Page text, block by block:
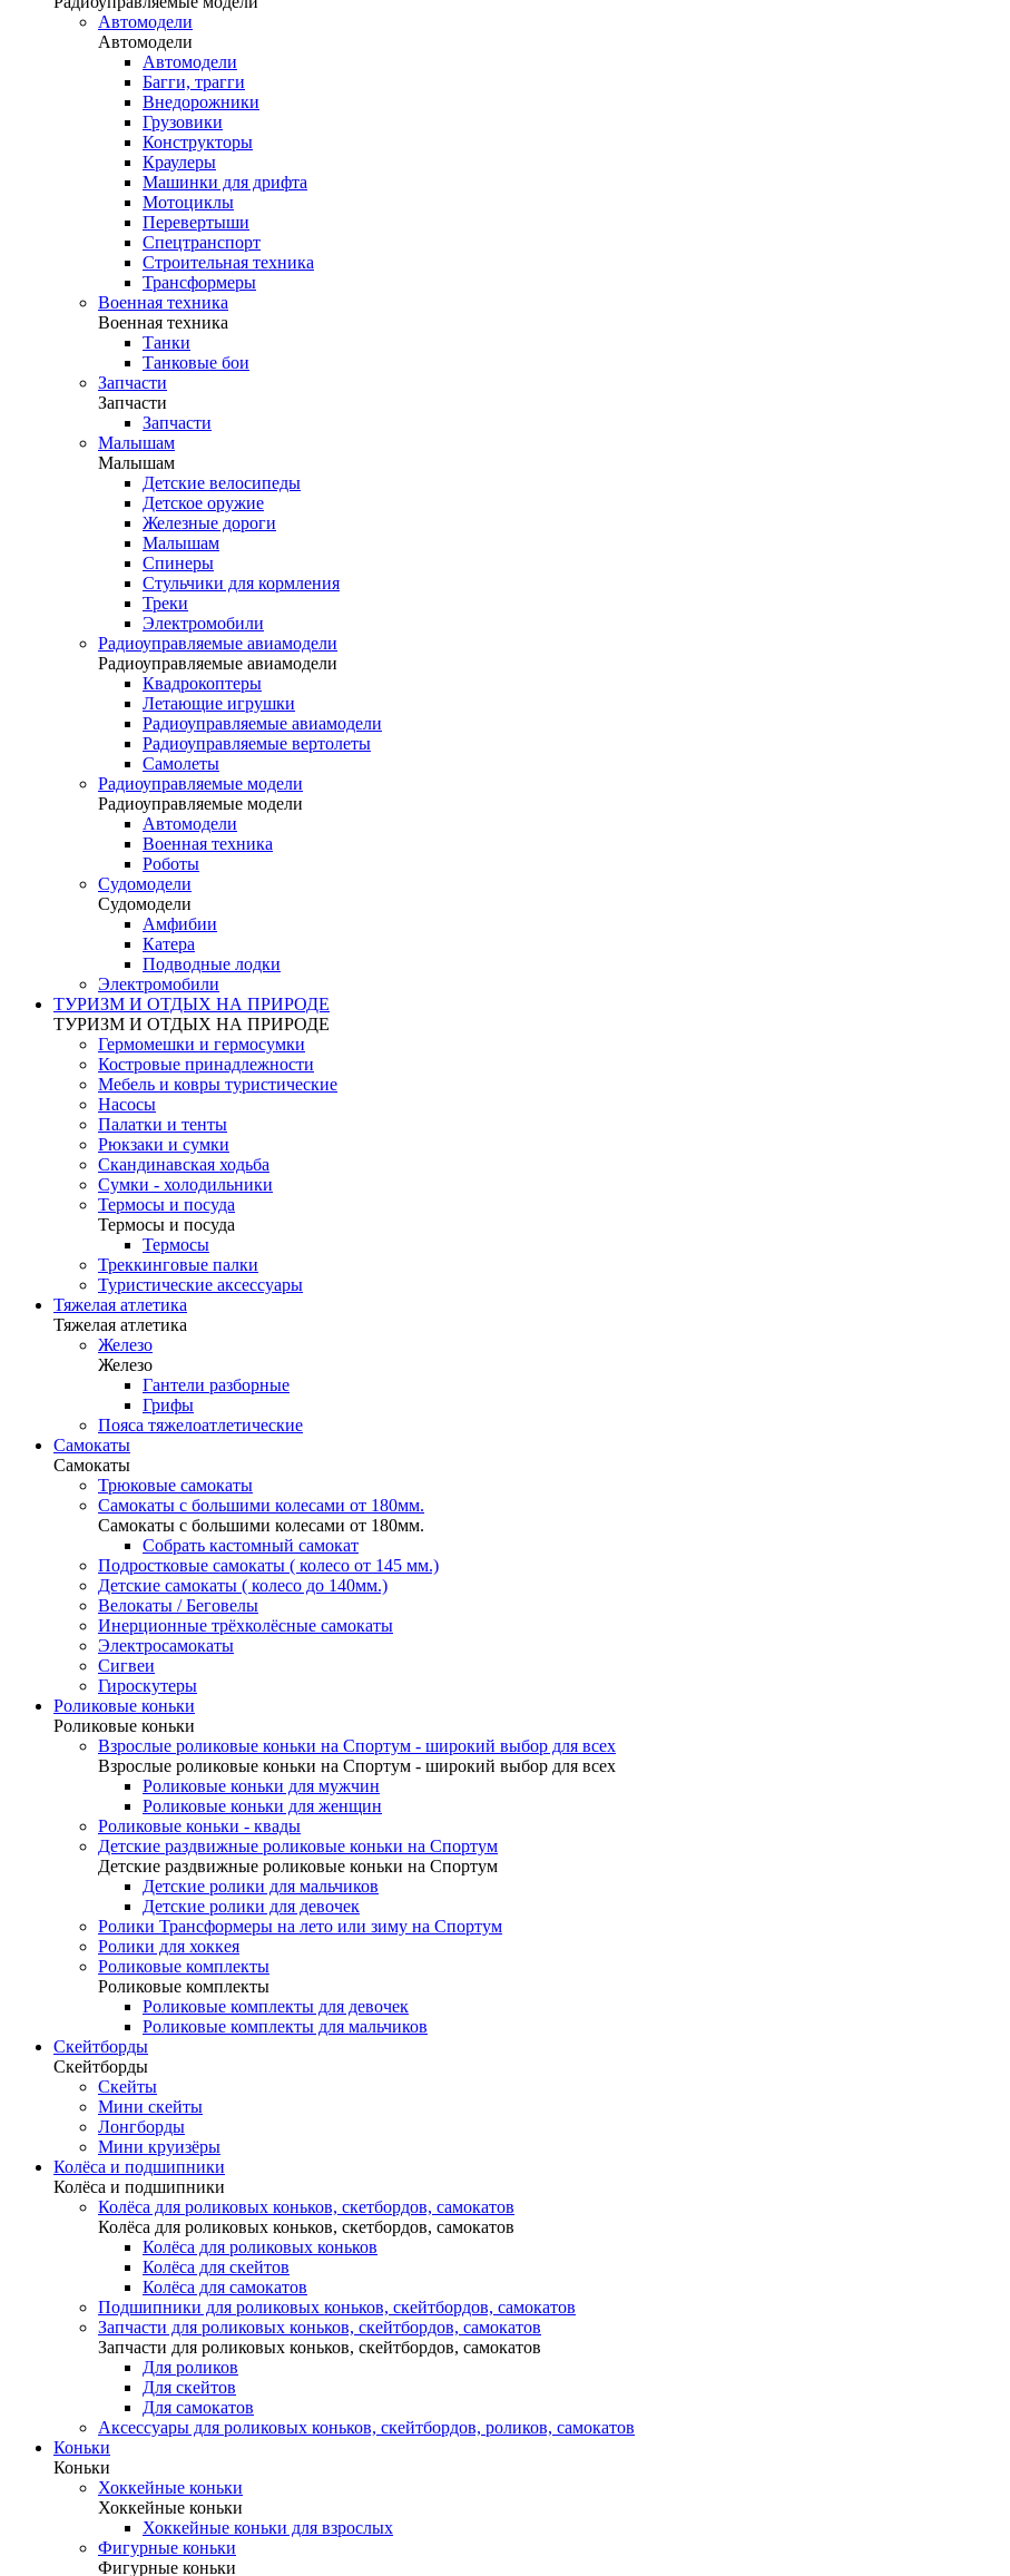
Автомодели
Автомодели
Автомодели
Багги, трагги
Внедорожники
Грузовики
Конструкторы
Краулеры
Машинки для дрифта
Мотоциклы
Перевертыши
Спецтранспорт
Строительная техника
Трансформеры
Военная техника
Военная техника
Танки
Танковые бои
Запчасти
Запчасти
Запчасти
Малышам
Малышам
Детские велосипеды
Детское оружие
Железные дороги
Малышам
Спинеры
Стульчики для кормления
Треки
Электромобили
Радиоуправляемые авиамодели
Радиоуправляемые авиамодели
Квадрокоптеры
Летающие игрушки
Радиоуправляемые авиамодели
Радиоуправляемые вертолеты
Самолеты
Радиоуправляемые модели
Радиоуправляемые модели
Автомодели
Военная техника
Роботы
Судомодели
Судомодели
Амфибии
Катера
Подводные лодки
Электромобили
ТУРИЗМ И ОТДЫХ НА ПРИРОДЕ
ТУРИЗМ И ОТДЫХ НА ПРИРОДЕ
Гермомешки и гермосумки
Костровые принадлежности
Мебель и ковры туристические
Насосы
Палатки и тенты
Рюкзаки и сумки
Скандинавская ходьба
Сумки - холодильники
Термосы и посуда
Термосы и посуда
Термосы
Треккинговые палки
Туристические аксессуары
Тяжелая атлетика
Тяжелая атлетика
Железо
Железо
Гантели разборные
Грифы
Пояса тяжелоатлетические
Самокаты
Самокаты
Трюковые самокаты
Самокаты с большими колесами от 180мм.
Самокаты с большими колесами от 180мм.
Собрать кастомный самокат
Подростковые самокаты ( колесо от 145 мм.)
Детские самокаты ( колесо до 140мм.)
Велокаты / Беговелы
Инерционные трёхколёсные самокаты
Электросамокаты
Сигвеи
Гироскутеры
Роликовые коньки
Роликовые коньки
Взрослые роликовые коньки на Спортум - широкий выбор для всех
Взрослые роликовые коньки на Спортум - широкий выбор для всех
Роликовые коньки для мужчин
Роликовые коньки для женщин
Роликовые коньки - квады
Детские раздвижные роликовые коньки на Спортум
Детские раздвижные роликовые коньки на Спортум
Детские ролики для мальчиков
Детские ролики для девочек
Ролики Трансформеры на лето или зиму на Спортум
Ролики для хоккея
Роликовые комплекты
Роликовые комплекты
Роликовые комплекты для девочек
Роликовые комплекты для мальчиков
Скейтборды
Скейтборды
Скейты
Мини скейты
Лонгборды
Мини круизёры
Колёса и подшипники
Колёса и подшипники
Колёса для роликовых коньков, скетбордов, самокатов
Колёса для роликовых коньков, скетбордов, самокатов
Колёса для роликовых коньков
Колёса для скейтов
Колёса для самокатов
Подшипники для роликовых коньков, скейтбордов, самокатов
Запчасти для роликовых коньков, скейтбордов, самокатов
Запчасти для роликовых коньков, скейтбордов, самокатов
Для роликов
Для скейтов
Для самокатов
Аксессуары для роликовых коньков, скейтбордов, роликов, самокатов
Коньки
Коньки
Хоккейные коньки
Хоккейные коньки
Хоккейные коньки для взрослых
Фигурные коньки
Фигурные коньки